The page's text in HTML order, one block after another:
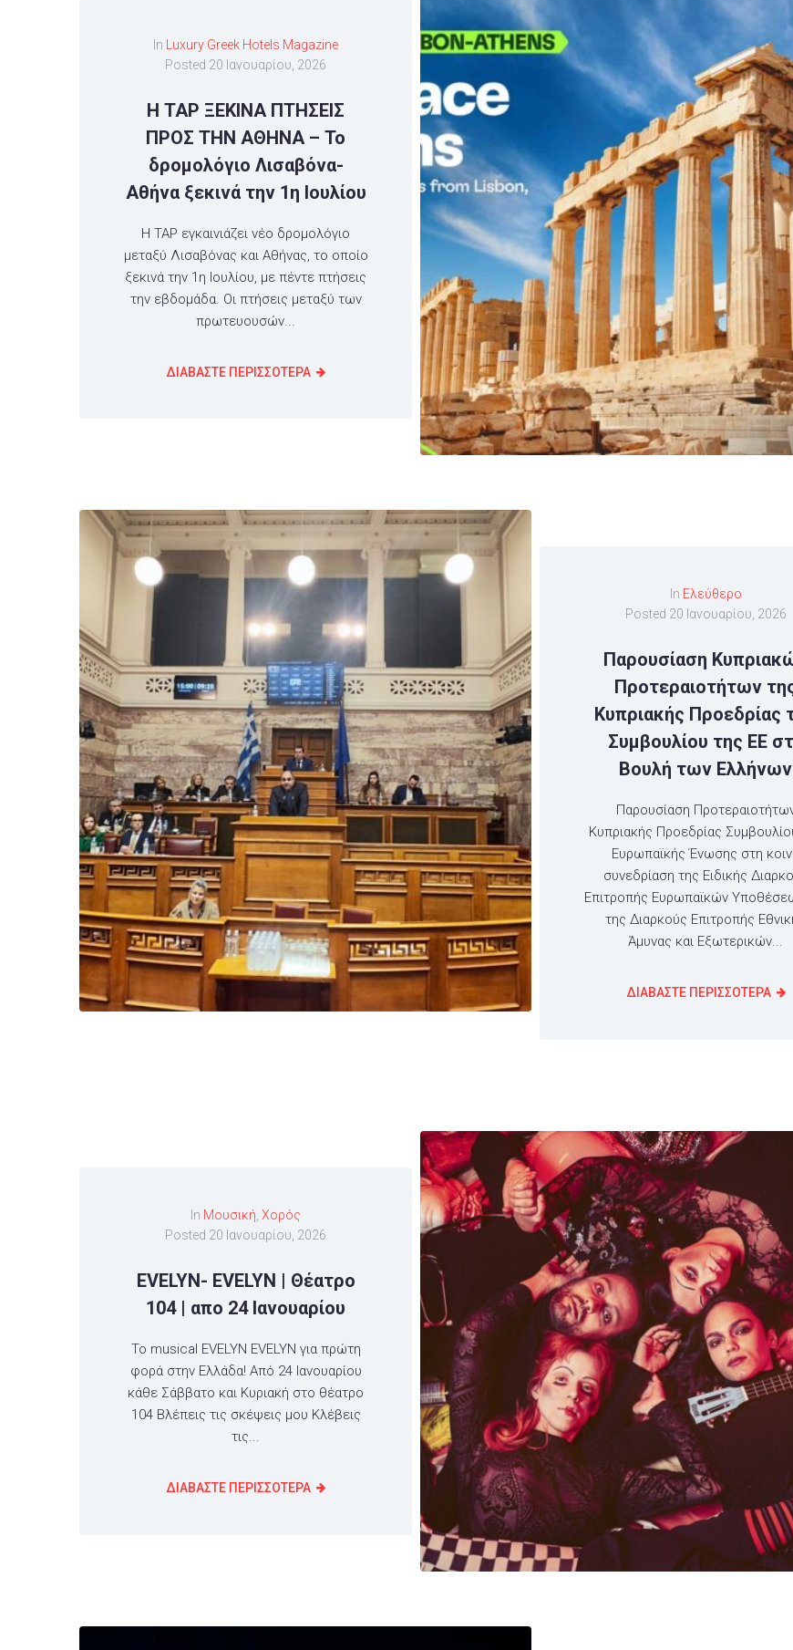
In Luxury Greek Hotels Magazine
Posted 20 Ιανουαρίου, 2026
Η TAP ΞΕΚΙΝΑ ΠΤΗΣΕΙΣ
ΠΡΟΣ ΤΗΝ ΑΘΗΝΑ – Το
δρομολόγιο Λισαβόνα-
Αθήνα ξεκινά την 1η Ιουλίου
Η TAP εγκαινιάζει νέο δρομολόγιο
μεταξύ Λισαβόνας και Αθήνας, το οποίο
ξεκινά την 1η Ιουλίου, με πέντε πτήσεις
την εβδομάδα. Οι πτήσεις μεταξύ των
πρωτευουσών...
ΔΙΑΒΑΣΤΕ ΠΕΡΙΣΣΟΤΕΡΑ
In Ελεύθερο
Posted 20 Ιανουαρίου, 2026
Παρουσίαση
Προτεραιοτήτων
Κυπριακής Προεδρίας
Συμβουλίου της ΕΕ
Βουλή των Ελλήνων
Παρουσίαση
Κυπριακής Προεδρίας
Ευρωπαϊκής Ένωσης στη
συνεδρίαση της Ειδικής
Επιτροπής Ευρωπαϊκών
της Διαρκούς Επιτροπής
Άμυνας και Εξωτερικών...
ΔΙΑΒΑΣΤΕ ΠΕΡΙΣΣΟΤΕΡΑ
In Μουσική ,Χορός
Posted 20 Ιανουαρίου, 2026
EVELYN- EVELYN | Θέατρο
104 | απο 24 Ιανουαρίου
Το musical EVELYN EVELYN για πρώτη
φορά στην Ελλάδα! Από 24 Ιανουαρίου
κάθε Σάββατο και Κυριακή στο θέατρο
104 Βλέπεις τις σκέψεις μου Κλέβεις
τις...
ΔΙΑΒΑΣΤΕ ΠΕΡΙΣΣΟΤΕΡΑ